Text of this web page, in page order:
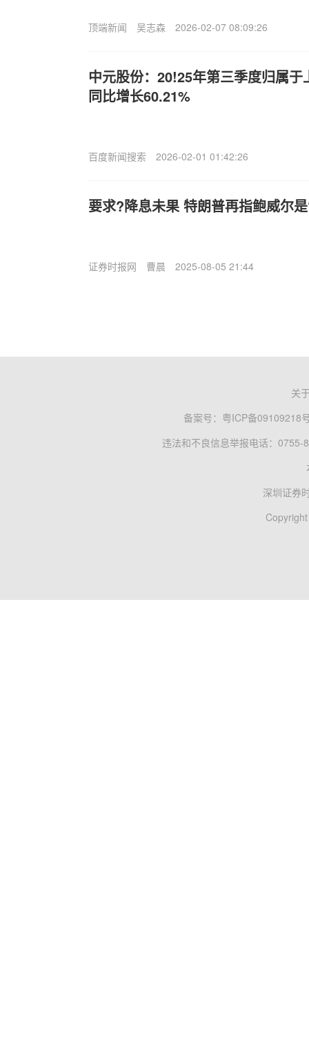
顶端新闻 吴志森 2026-02-07 08:09:26
中元股份：20!25年第三季度归属
同比增长60.21%
百度新闻搜索 2026-02-01 01:42:26
要求?降息未果 特朗普再指鲍威尔
证券时报网 曹晨 2025-08-05 21:44
关
备案号： 粤ICP备09109218
违法和不良信息举报电话：0755-
深圳证券